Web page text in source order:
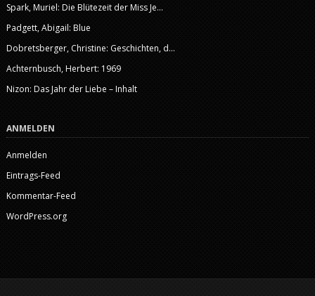
Spark, Muriel: Die Blütezeit der Miss Je...
Padgett, Abigail: Blue
Dobretsberger, Christine: Geschichten, d...
Achternbusch, Herbert: 1969
Nizon: Das Jahr der Liebe – Inhalt
ANMELDEN
Anmelden
Eintrags-Feed
Kommentar-Feed
WordPress.org